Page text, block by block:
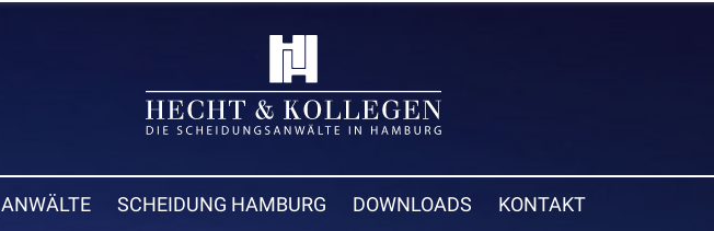
ANWÄLTE SCHEIDUNG HAMBURG DOWNLOADS KONTAKT